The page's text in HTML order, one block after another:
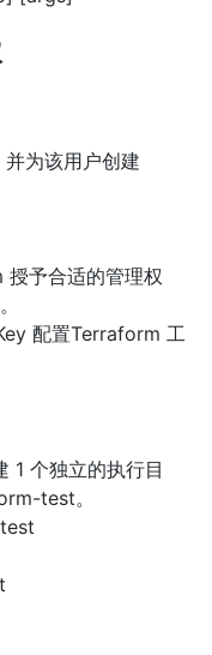
为该用户创建
予合适的管理权
配置Terraform 工
1 个独立的执行目
test。